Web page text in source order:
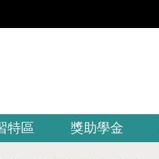
特區 獎助學金